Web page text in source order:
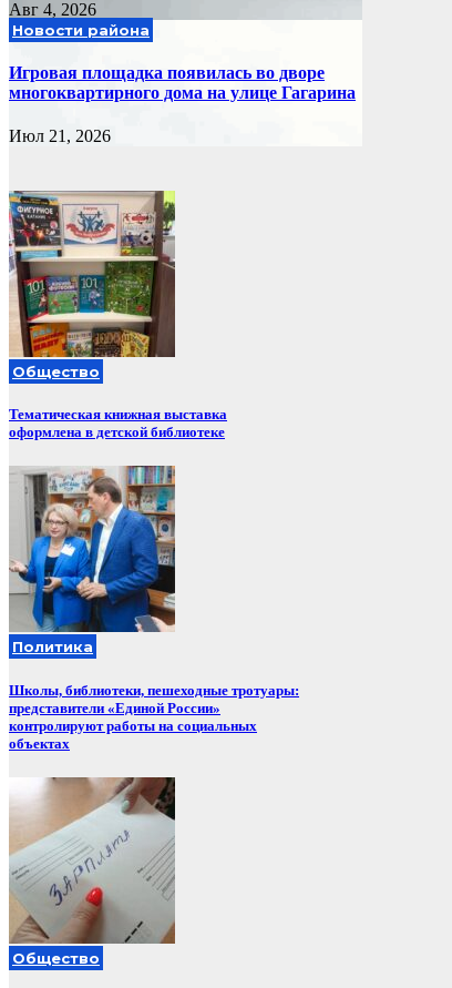
Авг 4, 2026
Новости района
Игровая площадка появилась во дворе
многоквартирного дома на улице Гагарина
Июл 21, 2026
Общество
Тематическая книжная выставка
оформлена в детской библиотеке
Политика
Школы, библиотеки, пешеходные тротуары:
представители «Единой России»
контролируют работы на социальных
объектах
Общество